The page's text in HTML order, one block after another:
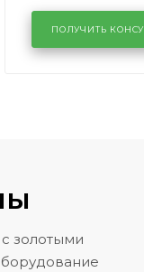
лобового
районе
Volkswagen
ПОЛУЧИТЬ
золотыми